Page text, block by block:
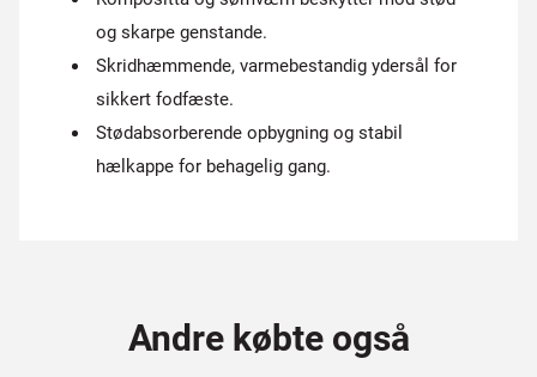
og skarpe genstande.
Skridhæmmende, varmebestandig ydersål for
sikkert fodfæste.
Stødabsorberende opbygning og stabil
hælkappe for behagelig gang.
Andre købte også